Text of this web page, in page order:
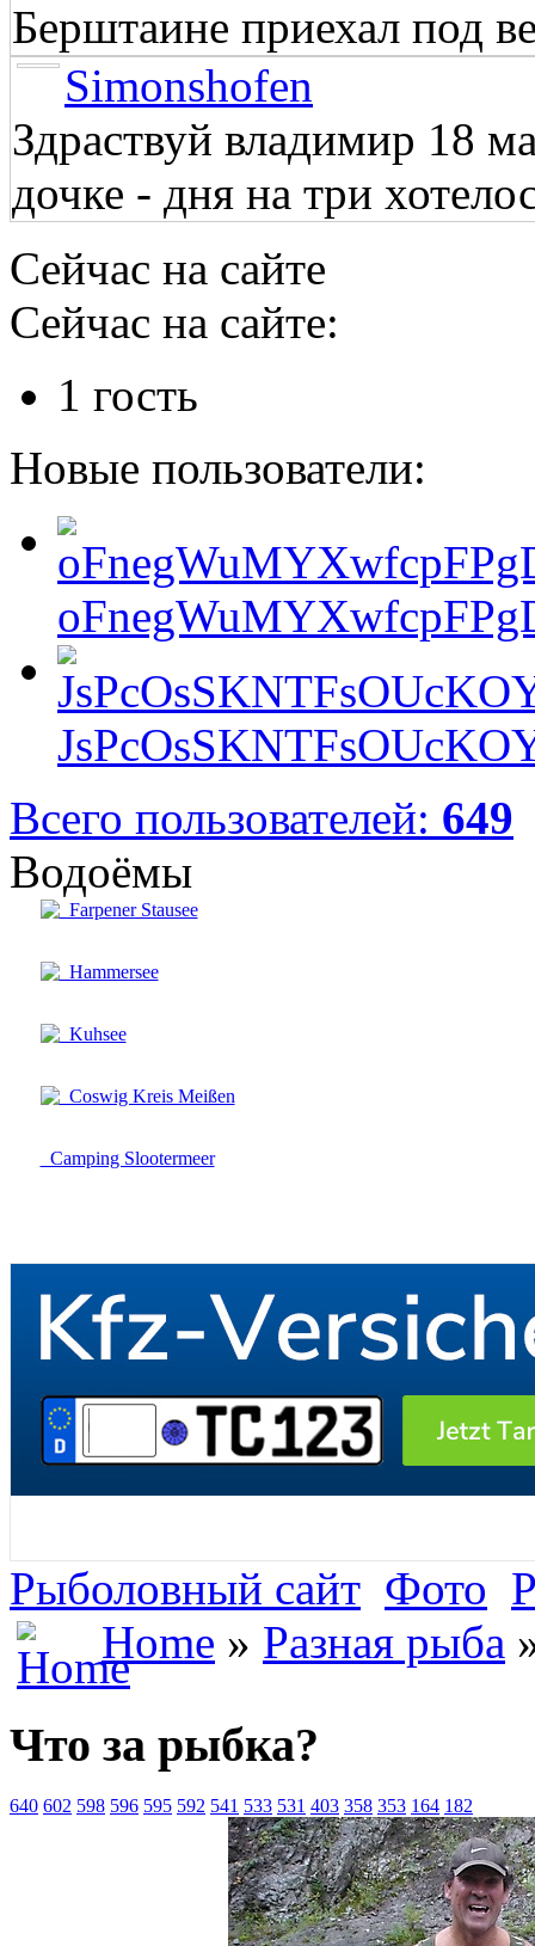
Берштаине приехал под
Simonshofen
Здраствуй владимир 18
дочке - дня на три
Сейчас на сайте
Сейчас на сайте:
1 гость
Новые пользователи:
Всего пользователей: 649
Водоёмы
Farpener Stausee
Hammersee
Kuhsee
Coswig Kreis Meißen
Camping Slootermeer
Рыболовный сайт Фото
Home » Разная рыба
Что за рыбка?
640 602 598 596 595 592 541 533 531 403 358 353 164 182